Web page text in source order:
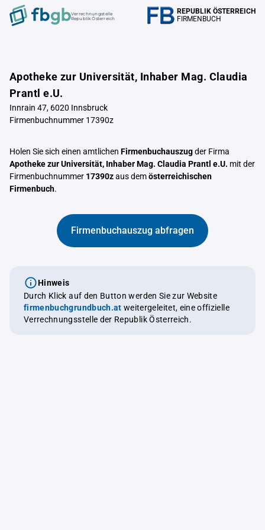
Verrechnungstelle
Republik Österreich
REPUBLIK ÖSTERREICH
FIRMENBUCH
Apotheke zur Universität, Inhaber Mag. Claudia
Prantl e.U.
Innrain 47, 6020 Innsbruck
Firmenbuchnummer 17390z
Holen Sie sich einen amtlichen Firmenbuchauszugder Firma
Apotheke zur Universität, Inhaber Mag. Claudia Prantl e.U. mit der
Firmenbuchnummer 17390zaus demösterreichischen
Firmenbuch.
Firmenbuchauszug abfragen
Hinweis
Durch Klick auf den Button werden Sie zur Website
firmenbuchgrundbuch.at weitergeleitet, eine offizielle
Verrechnungsstelle der Republik Österreich.